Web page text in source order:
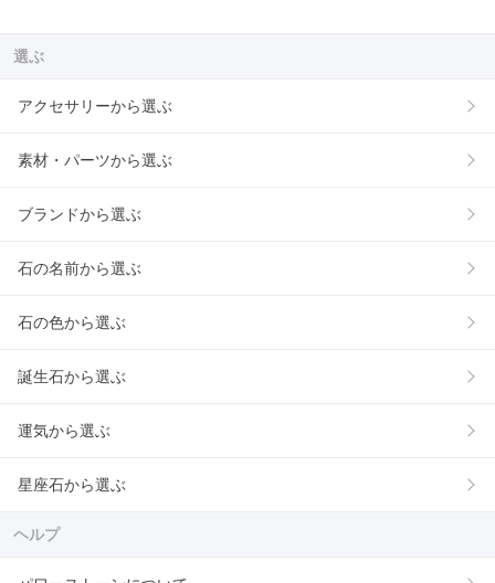
選ぶ
アクセサリーから選ぶ
素材・パーツから選ぶ
ブランドから選ぶ
石の名前から選ぶ
石の色から選ぶ
誕生石から選ぶ
運気から選ぶ
星座石から選ぶ
ヘルプ